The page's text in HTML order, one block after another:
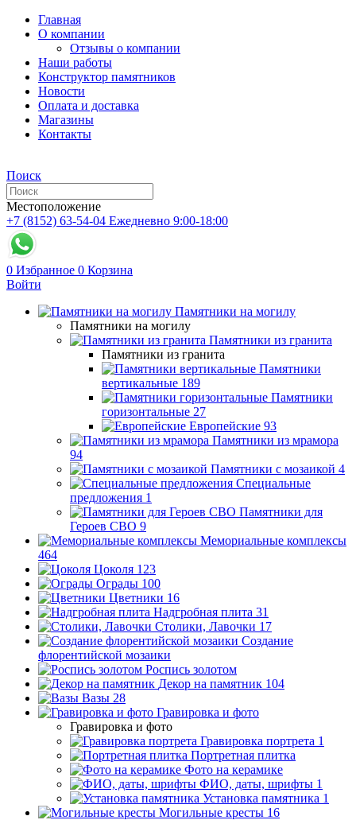
Главная
О компании
Отзывы о компании
Наши работы
Конструктор памятников
Новости
Оплата и доставка
Магазины
Контакты
Поиск
Местоположение
+7 (8152) 63-54-04 Ежедневно 9:00-18:00
0 Избранное 0 Корзина
Войти
Памятники на могилу
Памятники на могилу
Памятники из гранита
Памятники из гранита
Памятники
вертикальные 189
Памятники
горизонтальные 27
Европейские 93
Памятники из мрамора
94
Памятники с мозаикой 4
Специальные
предложения 1
Памятники для
Героев СВО 9
Мемориальные комплексы
464
Цоколя 123
Ограды 100
Цветники 16
Надгробная плита 31
Столики, Лавочки 17
Создание
флорентийской мозаики
Роспись золотом
Декор на памятник 104
Вазы 28
Гравировка и фото
Гравировка и фото
Гравировка портрета 1
Портретная плитка
Фото на керамике
ФИО, даты, шрифты 1
Установка памятника 1
Могильные кресты 16